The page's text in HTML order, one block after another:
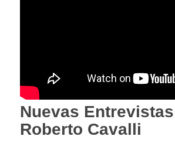
Nuevas
Roberto Cavalli